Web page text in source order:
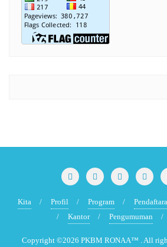
Kita Profil Program
Kantor
Pengumuman
Copyright ©2026 PKBM RONAA™ . All